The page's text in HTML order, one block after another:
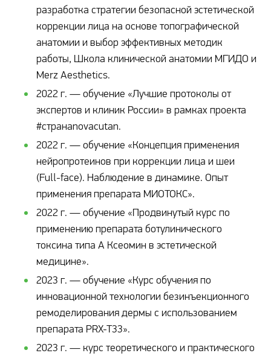
разработка стратегии безопасной эстетической
коррекции лица на основе топографической
анатомии и выбор эффективных методик
работы, Школа клинической анатомии МГИДО и
Merz Aesthetics.
2022 г. — обучение «Лучшие протоколы от
экспертов и клиник России» в рамках проекта
#странаnovacutan.
2022 г. — обучение «Концепция применения
нейропротеинов при коррекции лица и шеи
(Full-face). Наблюдение в динамике. Опыт
применения препарата МИОТОКС».
2022 г. — обучение «Продвинутый курс по
применению препарата ботулинического
токсина типа А Ксеомин в эстетической
медицине».
2023 г. — обучение «Курс обучения по
инновационной технологии безинъекционного
ремоделирования дермы с использованием
препарата PRX-T33».
2023 г. — курс теоретического и практического